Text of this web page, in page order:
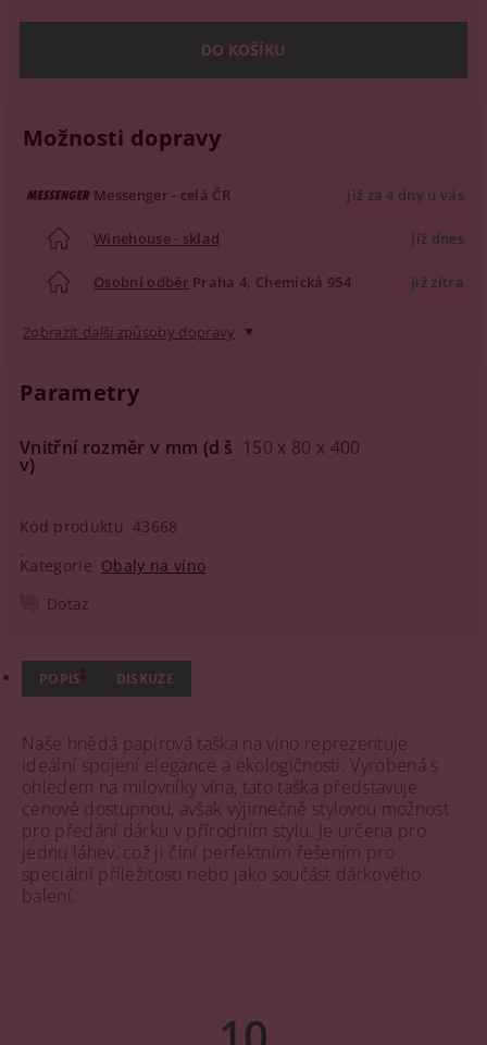
Možnosti dopravy
Messenger - celá ČR již za 4 dny u vás
Winehouse - sklad již dnes
Osobní odběr Praha 4, Chemická 954 již zítra
Zobrazit další způsoby dopravy
Parametry
Vnitřní rozměr v mm (d š
v)
150 x 80 x 400
Kód produktu 43668
Kategorie Obaly na víno
Dotaz
POPIS DISKUZE
Naše hnědá papírová taška na víno reprezentuje
ideální spojení elegance a ekologičnosti. Vyrobená s
ohledem na milovníky vína, tato taška představuje
cenově dostupnou, avšak výjimečně stylovou možnost
pro předání dárku v přírodním stylu. Je určena pro
jednu láhev, což ji činí perfektním řešením pro
speciální příležitosti nebo jako součást dárkového
balení.